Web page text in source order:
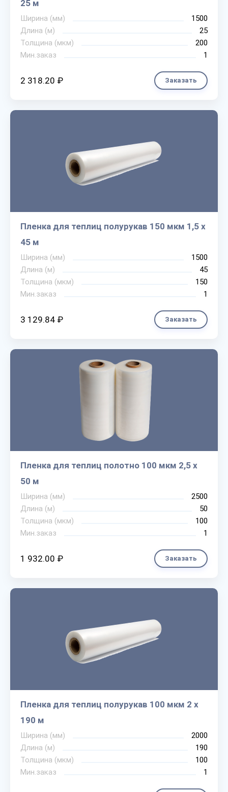
25 м
Ширина (мм)
1500
Длина (м)
25
Толщина (мкм)
200
Мин.заказ
1
2 318.20 ₽ Заказать
Пленка для теплиц полурукав 150 мкм 1,5 х
45 м
Ширина (мм)
1500
Длина (м)
45
Толщина (мкм)
150
Мин.заказ
1
3 129.84 ₽ Заказать
Пленка для теплиц полотно 100 мкм 2,5 х
50 м
Ширина (мм)
2500
Длина (м)
50
Толщина (мкм)
100
Мин.заказ
1
1 932.00 ₽ Заказать
Пленка для теплиц полурукав 100 мкм 2 х
190 м
Ширина (мм)
2000
Длина (м)
190
Толщина (мкм)
100
Мин.заказ
1